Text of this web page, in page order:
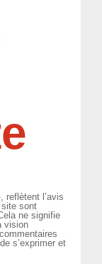
reflètent l’avis
site sont
ne signifie
vision
s’exprimer et